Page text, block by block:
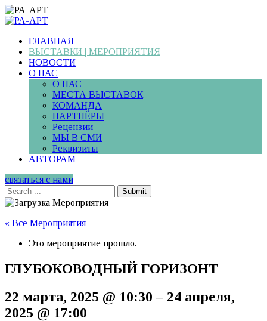
ГЛАВНАЯ
ВЫСТАВКИ | МЕРОПРИЯТИЯ
НОВОСТИ
О НАС
О НАС
МЕСТА ВЫСТАВОК
КОМАНДА
ПАРТНЁРЫ
Рецензии
МЫ В СМИ
Реквизиты
АВТОРАМ
связаться с нами
Submit
« Все Мероприятия
Это мероприятие прошло.
ГЛУБОКОВОДНЫЙ ГОРИЗОНТ
22 марта, 2025 @ 10:30 – 24 апреля,
2025 @ 17:00